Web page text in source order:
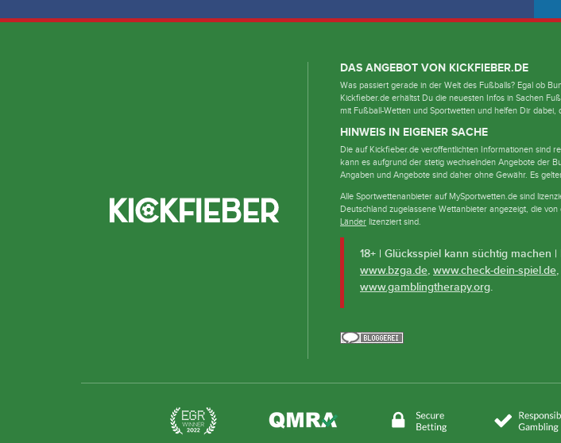
DAS ANGEBOT VON KICKFIEBER.DE
Was passiert gerade in der Welt des Fußballs? Egal ob
Kickfieber.de erhältst Du die neuesten Infos in Sachen
mit Fußball-Wetten und Sportwetten und helfen Dir dabei,
HINWEIS IN EIGENER SACHE
Die auf Kickfieber.de veröffentlichten Informationen sind
kann es aufgrund der stetig wechselnden Angebote der
Angaben und Angebote sind daher ohne Gewähr. Es
Alle Sportwettenanbieter auf MySportwetten.de sind
Deutschland zugelassene Wettanbieter angezeigt, die von
Länder lizenziert sind.
18+ | Glücksspiel kann süchtig machen
www.bzga.de, www.check-dein-spiel.de,
www.gamblingtherapy.org.